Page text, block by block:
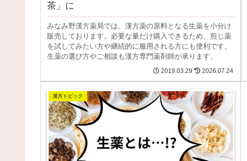
茶」に
みなみ野漢方薬局では、漢方薬の原料となる生薬を小分け
販売しております。必要な量だけ購入できるため、煎じ薬
を試してみたい方や継続的に服用される方にも便利です。
生薬の選び方やご相談も漢方専門薬剤師が承ります。
2019.03.29 2026.07.24
漢方トピック